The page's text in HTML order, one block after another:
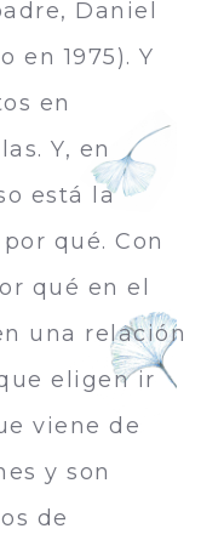
Daniel
en 1975). Y
en
Y, en
está la
qué. Con
qué en el
una relación
eligen ir
viene de
y son
de